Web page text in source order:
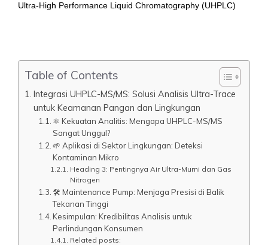
Ultra-High Performance Liquid Chromatography (UHPLC)
Table of Contents
Integrasi UHPLC-MS/MS: Solusi Analisis Ultra-Trace
untuk Keamanan Pangan dan Lingkungan
⚛️ Kekuatan Analitis: Mengapa UHPLC-MS/MS
Sangat Unggul?
🌱 Aplikasi di Sektor Lingkungan: Deteksi
Kontaminan Mikro
Heading 3: Pentingnya Air Ultra-Murni dan Gas
Nitrogen
🛠️ Maintenance Pump: Menjaga Presisi di Balik
Tekanan Tinggi
Kesimpulan: Kredibilitas Analisis untuk
Perlindungan Konsumen
Related posts: